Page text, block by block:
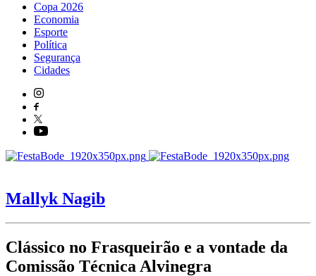
Copa 2026
Economia
Esporte
Política
Segurança
Cidades
Mallyk Nagib
Clássico no Frasqueirão e a vontade da
Comissão Técnica Alvinegra